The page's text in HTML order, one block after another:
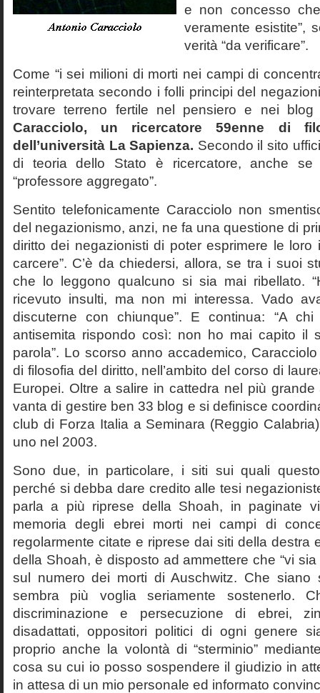
e non concesso
veramente esistite”,
verità “da verificare”.
Come “i sei milioni di morti nei campi di
reinterpretata secondo i folli principi del
trovare terreno fertile nel pensiero e nei
Caracciolo, un ricercatore 59enne di
dell’università La Sapienza. Secondo il sito
di teoria dello Stato è ricercatore, anche
“professore aggregato”.
Sentito telefonicamente Caracciolo non
del negazionismo, anzi, ne fa una questione di
diritto dei negazionisti di poter esprimere le loro
carcere”. C’è da chiedersi, allora, se tra i suoi
che lo leggono qualcuno si sia mai ribellato.
ricevuto insulti, ma non mi interessa. Vado
discuterne con chiunque”. E continua: “A
antisemita rispondo così: non ho mai capito il
parola”. Lo scorso anno accademico,
di filosofia del diritto, nell’ambito del corso di
Europei. Oltre a salire in cattedra nel più grande
vanta di gestire ben 33 blog e si definisce
club di Forza Italia a Seminara (Reggio
uno nel 2003.
Sono due, in particolare, i siti sui quali
perché si debba dare credito alle tesi
parla a più riprese della Shoah, in paginate
memoria degli ebrei morti nei campi di
regolarmente citate e riprese dai siti della destra
della Shoah, è disposto ad ammettere che “vi
sul numero dei morti di Auschwitz. Che siano
sembra più voglia seriamente sostenerlo.
discriminazione e persecuzione di ebrei,
disadattati, oppositori politici di ogni genere
proprio anche la volontà di “sterminio”
cosa su cui io posso sospendere il giudizio in
in attesa di un mio personale ed informato